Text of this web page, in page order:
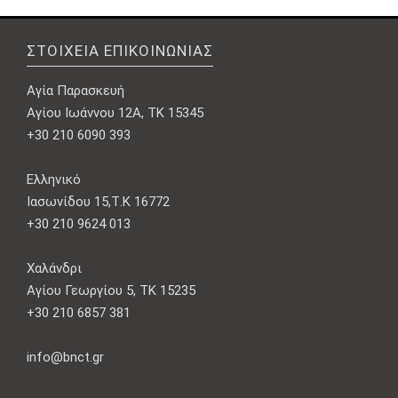
ΣΤΟΙΧΕΊΑ ΕΠΙΚΟΙΝΩΝΊΑΣ
Αγία Παρασκευή
Αγίου Ιωάννου 12Α, ΤΚ 15345
+30 210 6090 393
Ελληνικό
Ιασωνίδου 15,Τ.Κ 16772
+30 210 9624 013
Χαλάνδρι
Αγίου Γεωργίου 5, ΤΚ 15235
+30 210 6857 381
info@bnct.gr